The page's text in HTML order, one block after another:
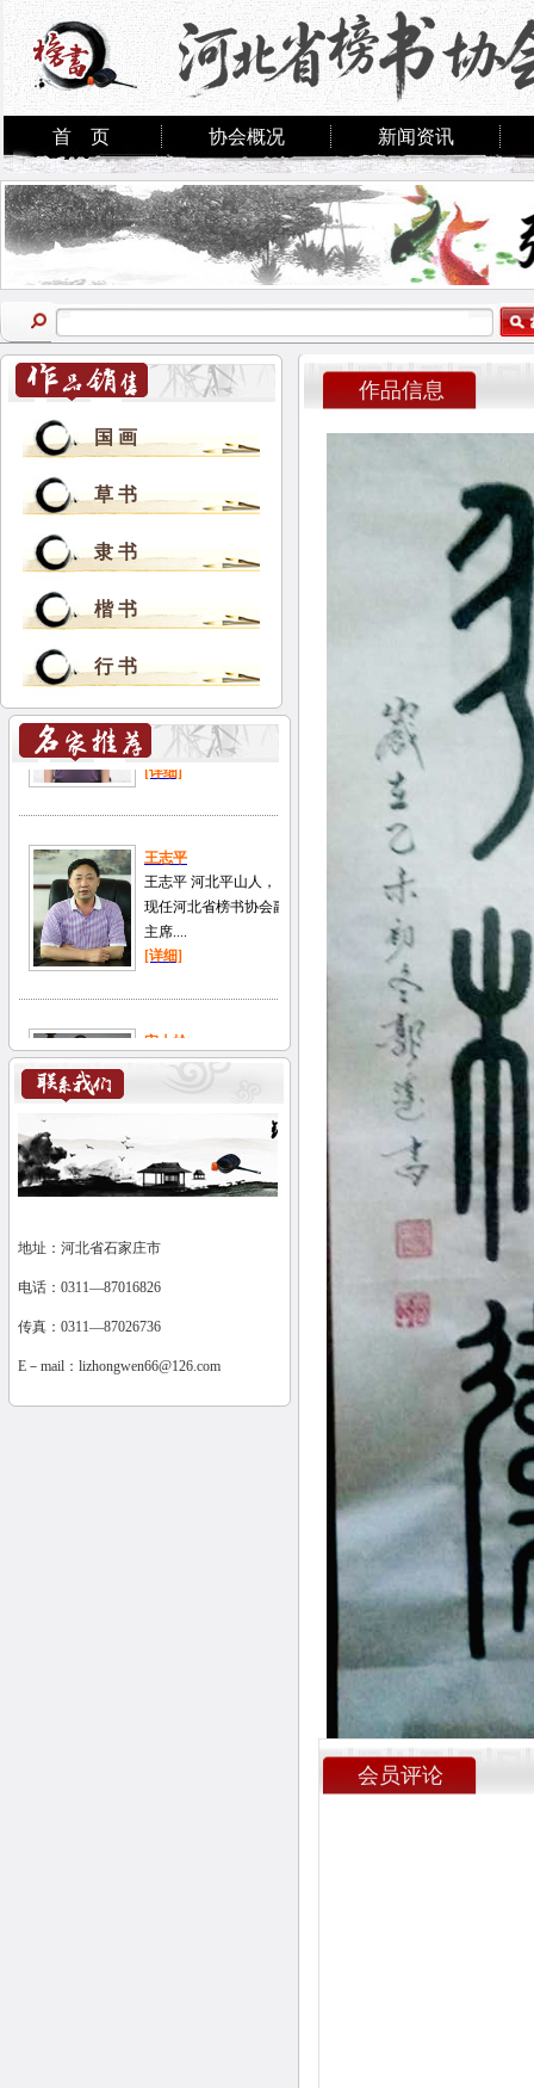
首 页 协会概况 新闻资讯
国 画
草 书
隶 书
楷 书
行 书
地址：河北省石家庄市
电话：0311—87016826
传真：0311—87026736
E－mail： lizhongwen66@126.com
作品信息
会员评论